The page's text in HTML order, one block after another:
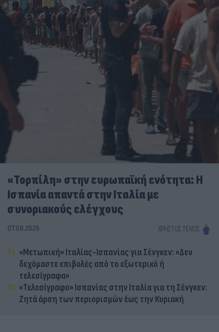
«Τορπίλη» στην ευρωπαϊκή ενότητα: Η
Ισπανία απαντά στην Ιταλία με
συνοριακούς ελέγχους
07.08.2026 ΧΡΉΣΤΟΣ ΤΈΛΙΟΣ
«Μετωπική» Ιταλίας-Ισπανίας για Σένγκεν: «Δεν
δεχόμαστε επιβολές από το εξωτερικό ή
τελεσίγραφα»
«Τελεσίγραφο» Ισπανίας στην Ιταλία για τη Σένγκεν:
Ζητά άρση των περιορισμών έως την Κυριακή